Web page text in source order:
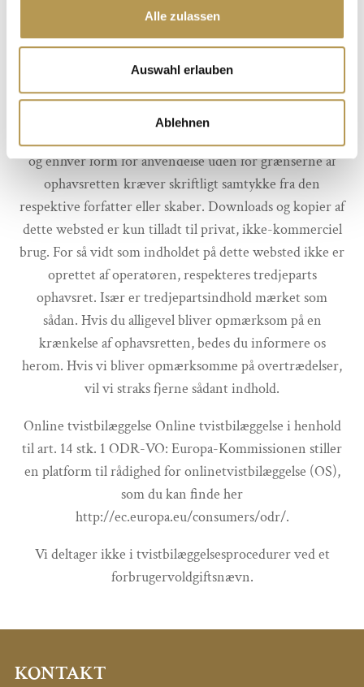
Alle zulassen
Auswahl erlauben
Ablehnen
fjerner vi straks sådanne links.
Indholdet og værkerne, der er skabt af
webstedsoperatørerne på disse sider, er underlagt tysk
og enhver form for anvendelse uden for grænserne af
ophavsretten kræver skriftligt samtykke fra den
respektive forfatter eller skaber. Downloads og kopier af
dette websted er kun tilladt til privat, ikke-kommerciel
brug. For så vidt som indholdet på dette websted ikke er
oprettet af operatøren, respekteres tredjeparts
ophavsret. Især er tredjepartsindhold mærket som
sådan. Hvis du alligevel bliver opmærksom på en
krænkelse af ophavsretten, bedes du informere os
herom. Hvis vi bliver opmærksomme på overtrædelser,
vil vi straks fjerne sådant indhold.
Online tvistbilæggelse Online tvistbilæggelse i henhold
til art. 14 stk. 1 ODR-VO: Europa-Kommissionen stiller
en platform til rådighed for onlinetvistbilæggelse (OS),
som du kan finde her
http://ec.europa.eu/consumers/odr/.
Vi deltager ikke i tvistbilæggelsesprocedurer ved et
forbrugervoldgiftsnævn.
KONTAKT